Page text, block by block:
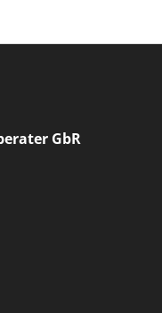
GbR